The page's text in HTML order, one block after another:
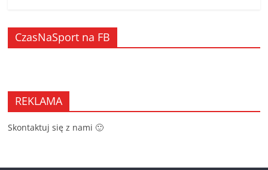
CzasNaSport na FB
REKLAMA
Skontaktuj się z nami 🙂